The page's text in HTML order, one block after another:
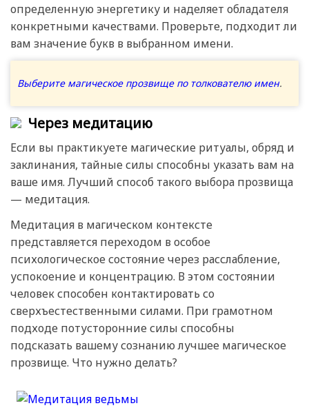
определенную энергетику и наделяет обладателя
конкретными качествами. Проверьте, подходит ли
вам значение букв в выбранном имени.
Выберите магическое прозвище по толкователю имен.
Через медитацию
Если вы практикуете магические ритуалы, обряд и
заклинания, тайные силы способны указать вам на
ваше имя. Лучший способ такого выбора прозвища
— медитация.
Медитация в магическом контексте
представляется переходом в особое
психологическое состояние через расслабление,
успокоение и концентрацию. В этом состоянии
человек способен контактировать со
сверхъестественными силами. При грамотном
подходе потусторонние силы способны
подсказать вашему сознанию лучшее магическое
прозвище. Что нужно делать?